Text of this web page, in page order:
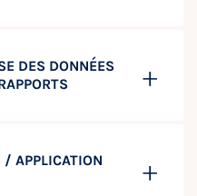
DES DONNÉES
/ APPLICATION